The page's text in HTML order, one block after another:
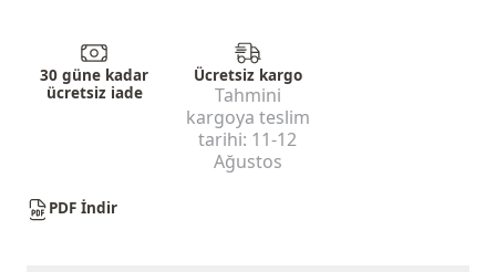
30 güne kadar
ücretsiz iade
Ücretsiz kargo
Tahmini
kargoya teslim
tarihi: 11-12
Ağustos
PDF İndir